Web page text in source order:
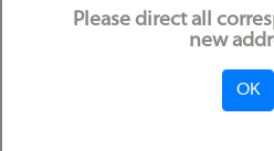
czerwiec 2022Please direct all
new
OK